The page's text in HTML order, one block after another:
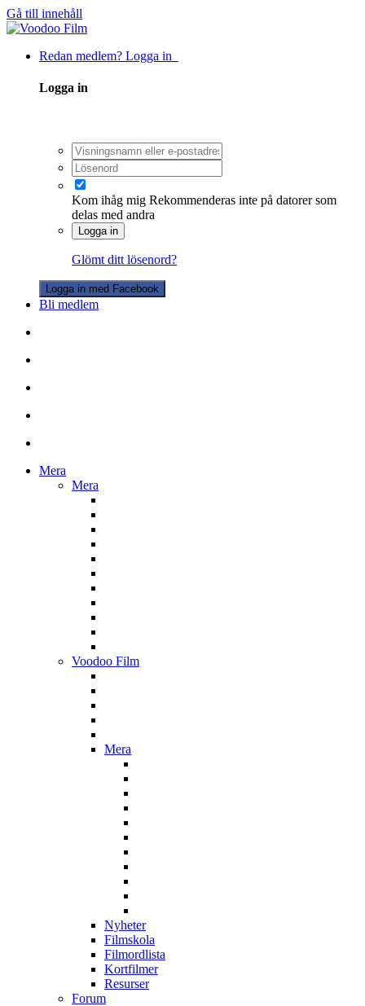
Gå till innehåll
Redan medlem? Logga in
Logga in
Kom ihåg mig Rekommenderas inte på datorer som
delas med andra
Logga in
Glömt ditt lösenord?
Logga in med Facebook
Bli medlem
Mera
Mera
Voodoo Film
Mera
Nyheter
Filmskola
Filmordlista
Kortfilmer
Resurser
Forum